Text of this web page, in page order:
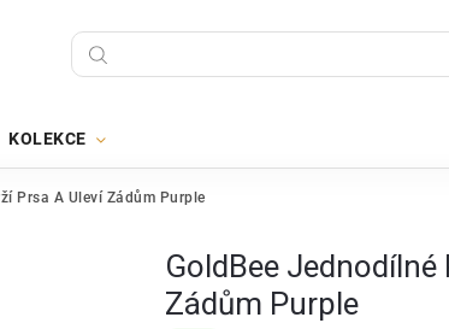
KOLEKCE
Prsa A Uleví Zádům Purple
GoldBee
Zádům Purple